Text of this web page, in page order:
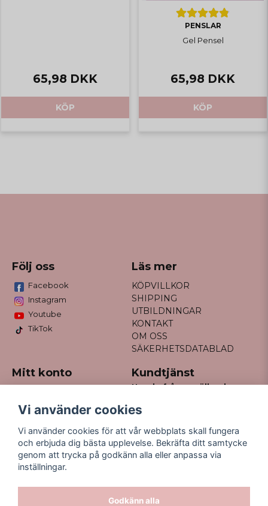
65,98 DKK
KÖP
PENSLAR
Gel Pensel
65,98 DKK
KÖP
Följ oss
Facebook
Instagram
Youtube
TikTok
Läs mer
KÖPVILLKOR
SHIPPING
UTBILDNINGAR
KONTAKT
OM OSS
SÄKERHETSDATABLAD
Mitt konto
Registrera dig
Glömt lösenord?
Kundtjänst
Har du frågor gällande
kontakt@missfancy.se
Vi använder cookies
Vi använder cookies för att vår webbplats skall fungera
och erbjuda dig bästa upplevelse. Bekräfta ditt samtycke
genom att trycka på godkänn alla eller anpassa via
inställningar.
Godkänn alla